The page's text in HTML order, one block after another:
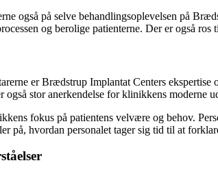
også på selve behandlingsoplevelsen på
og berolige patienterne. Der er også
er Brædstrup Implantat Centers
stor anerkendelse for klinikkens moderne
fokus på patientens velvære og behov.
på, hvordan personalet tager sig tid til at